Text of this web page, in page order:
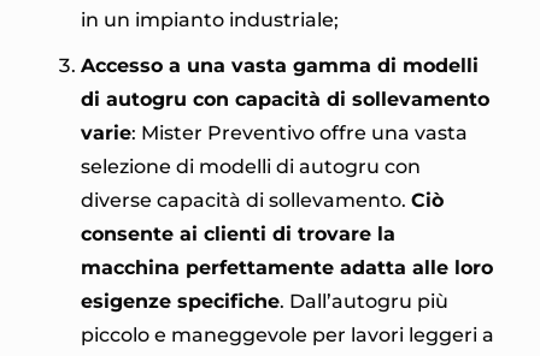
in un impianto industriale;
Accesso a una vasta gamma di modelli
di autogru con capacità di sollevamento
varie: Mister Preventivo offre una vasta
selezione di modelli di autogru con
diverse capacità di sollevamento. Ciò
consente ai clienti di trovare la
macchina perfettamente adatta alle loro
esigenze specifiche. Dall’autogru più
piccolo e maneggevole per lavori leggeri a